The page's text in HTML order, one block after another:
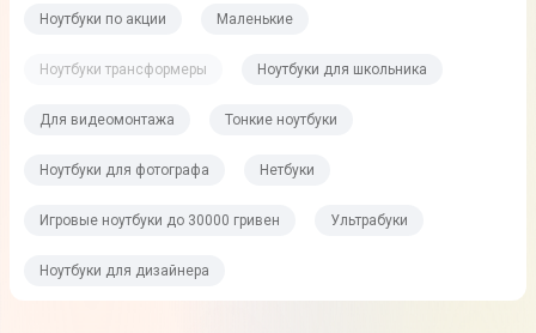
Ноутбуки по акции Маленькие
Ноутбуки трансформеры Ноутбуки для школьника
Для видеомонтажа Тонкие ноутбуки
Ноутбуки для фотографа Нетбуки
Игровые ноутбуки до 30000 гривен Ультрабуки
Ноутбуки для дизайнера